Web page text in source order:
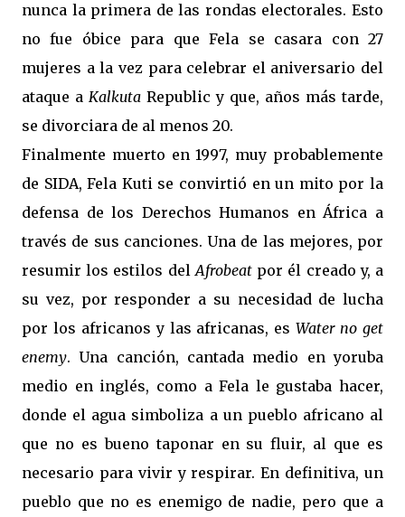
nunca la primera de las rondas electorales. Esto
no fue óbice para que Fela se casara con 27
mujeres a la vez para celebrar el aniversario del
ataque a Kalkuta Republic y que, años más tarde,
se divorciara de al menos 20.
Finalmente muerto en 1997, muy probablemente
de SIDA, Fela Kuti se convirtió en un mito por la
defensa de los Derechos Humanos en África a
través de sus canciones. Una de las mejores, por
resumir los estilos delAfrobeatpor él creado y, a
su vez, por responder a su necesidad de lucha
por los africanos y las africanas, esWater no get
enemy. Una canción, cantada medio en yoruba
medio en inglés, como a Fela le gustaba hacer,
donde el agua simboliza a un pueblo africano al
que no es bueno taponar en su fluir, al que es
necesario para vivir y respirar. En definitiva, un
pueblo que no es enemigo de nadie, pero que a